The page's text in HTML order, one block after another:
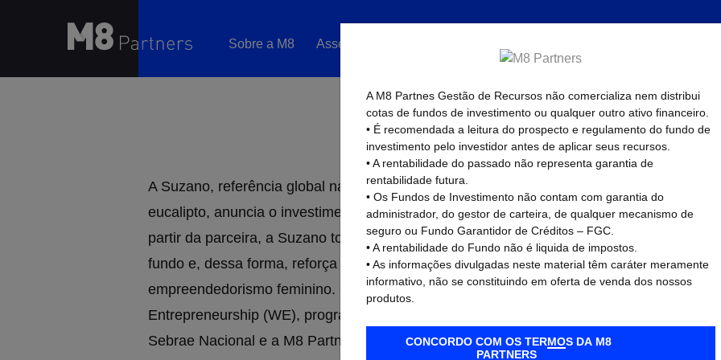
Sobre a M8 Asset Management
CONTATO
Imprensa
Suzano investe
WE Ventures,
startups
A Suzano, referência global na fabricação de bioprodutos desenvolvidos a partir do
eucalipto, anuncia o investimento de até R$ 5 milhões no fundo de investimentos WE
partir da parceira, a Suzano torna-se a primeira empresa do setor de papel e celulose a
fundo e, dessa forma, reforça seu compromisso com a inovação, a tecnologia e a
empreendedorismo feminino. O WE Ventures faz parte das iniciativas do Women
Entrepreneurship (WE), programa desenvolvido pela Microsoft Participações em
Sebrae Nacional e a M8 Partners, em associação com a Bertha Capital, e tem como
A M8 Partnes Gestão de Recursos não comercializa nem distribui
cotas de fundos de investimento ou qualquer outro ativo financeiro.
• É recomendada a leitura do prospecto e regulamento do fundo de
investimento pelo investidor antes de aplicar seus recursos.
• A rentabilidade do passado não representa garantia de
rentabilidade futura.
• Os Fundos de Investimento não contam com garantia do
administrador, do gestor de carteira, de qualquer mecanismo de
seguro ou Fundo Garantidor de Créditos – FGC.
• A rentabilidade do Fundo não é liquida de impostos.
• As informações divulgadas neste material têm caráter meramente
informativo, não se constituindo em oferta de venda dos nossos
produtos.
CONCORDO COM OS TERMOS DA M8
PARTNERS